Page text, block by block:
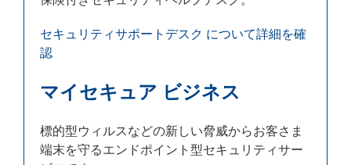
セキュリティサポートデスク について詳細を確
認
マイセキュア ビジネス
標的型ウィルスなどの新しい脅威からお客さま
端末を守るエンドポイント型セキュリティサー